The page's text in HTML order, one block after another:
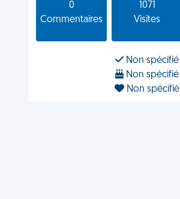
0
Commentaires
1071
Visites
Non spécifié
Non spécifié
Non spécifié